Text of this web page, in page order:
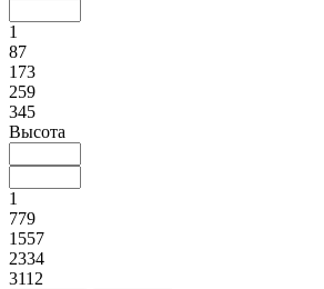
1
87
173
259
345
Высота
1
779
1557
2334
3112